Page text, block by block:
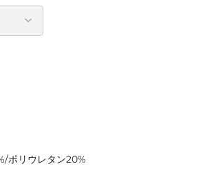
ポリウレタン20%